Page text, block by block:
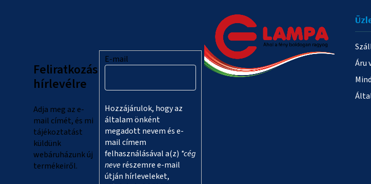
Feliratkozás
hírlevélre
Adja meg az e-
mail címét, és mi
tájékoztatást
küldünk
webáruházunk új
termékeiről.
E-mail
Hozzájárulok, hogy az
általam önként
megadott nevem és e-
mail címem
felhasználásával a(z) *cég
neverészemre e-mail
útján hírleveleket,
Áru